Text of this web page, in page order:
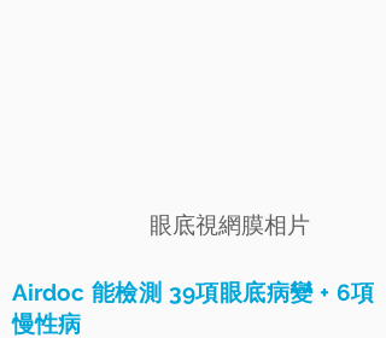
眼底視網膜相片
Airdoc 能檢測 39項眼底病變 + 6項
慢性病